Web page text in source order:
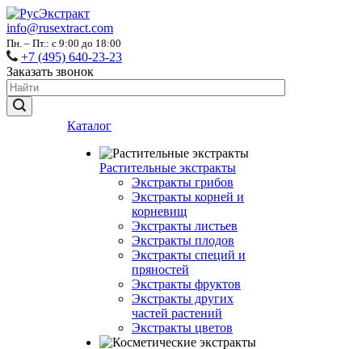
info@rusextract.com
Пн. – Пт.: с 9:00 до 18:00
+7 (495) 640-23-23
Заказать звонок
Каталог
Растительные экстракты
Экстракты грибов
Экстракты корней и
корневищ
Экстракты листьев
Экстракты плодов
Экстракты специй и
пряностей
Экстракты фруктов
Экстракты других
частей растений
Экстракты цветов